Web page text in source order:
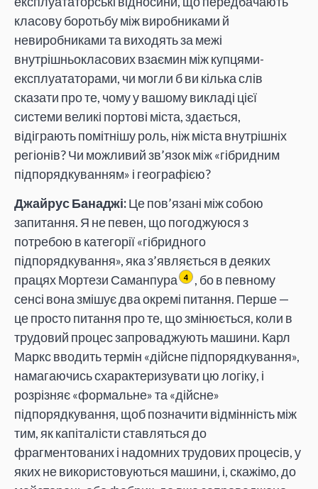
класову боротьбу між виробниками й
невиробниками та виходять за межі
внутрішньокласових взаємин між купцями-
експлуататорами, чи могли б ви кілька слів
сказати про те, чому у вашому викладі цієї
системи великі портові міста, здається,
відіграють помітнішу роль, ніж міста внутрішніх
регіонів? Чи можливий зв’язок між «гібридним
підпорядкуванням» і географією?
Джайрус Банаджі:Це пов’язані між собою
запитання. Я не певен, що погоджуюся з
потребою в категорії «гібридного
підпорядкування», яка з’являється в деяких
працях Мортези Саманпура
4
, бо в певному
сенсі вона змішує два окремі питання. Перше —
це просто питання про те, що змінюється, коли в
трудовий процес запроваджують машини. Карл
Маркс вводить термін «дійсне підпорядкування»,
намагаючись схарактеризувати цю логіку, і
розрізняє «формальне» та «дійсне»
підпорядкування, щоб позначити відмінність між
тим, як капіталісти ставляться до
фрагментованих і надомних трудових процесів, у
яких не використовуються машини, і, скажімо, до